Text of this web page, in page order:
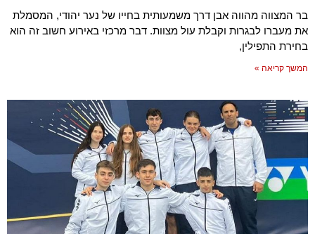
בר המצווה מהווה אבן דרך משמעותית בחייו של נער יהודי, המסמלת
את מעברו לבגרות וקבלת עול מצוות. דבר מרכזי באירוע חשוב זה הוא
בחירת התפילין,
המשך קריאה »